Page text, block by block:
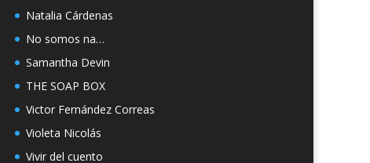
Natalia Cárdenas
No somos na…
Samantha Devin
THE SOAP BOX
Victor Fernández Correas
Violeta Nicolás
Vivir del cuento